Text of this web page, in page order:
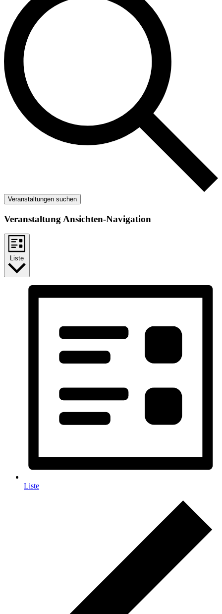
Veranstaltungen suchen
Veranstaltung Ansichten-Navigation
Liste
Liste